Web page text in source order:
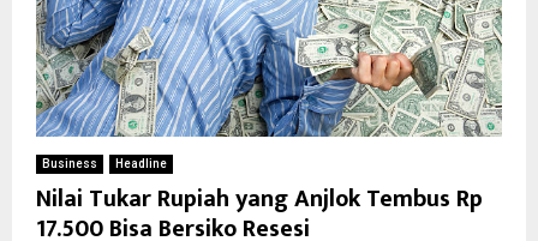
Business Headline
Nilai Tukar Rupiah yang Anjlok Tembus Rp
17.500 Bisa Bersiko Resesi